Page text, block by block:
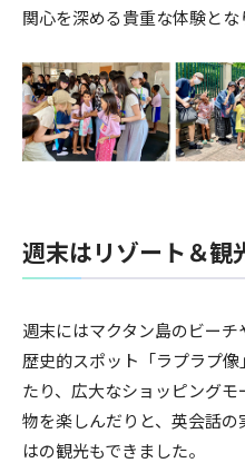
関心を深める貴重な体験とな
週末はリゾート＆観
週末にはマクタン島のビーチ
歴史的スポット「ラプラプ
たり、広大なショッピング
物を楽しんだりと、英会話
はの観光もできました。